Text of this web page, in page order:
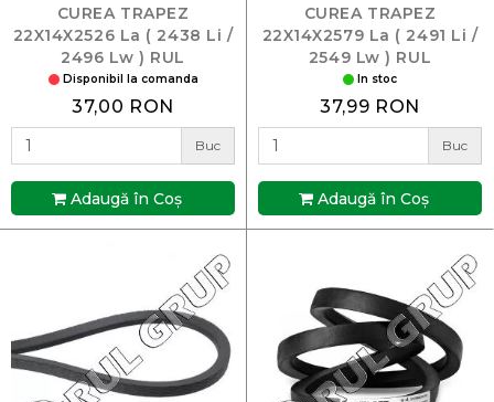
CUREA TRAPEZ
22X14X2526 La ( 2438 Li /
2496 Lw ) RUL
Disponibil la comanda
37,00 RON
Buc
Adaugă în Coş
CUREA TRAPEZ
22X14X2579 La ( 2491 Li /
2549 Lw ) RUL
In stoc
37,99 RON
Buc
Adaugă în Coş